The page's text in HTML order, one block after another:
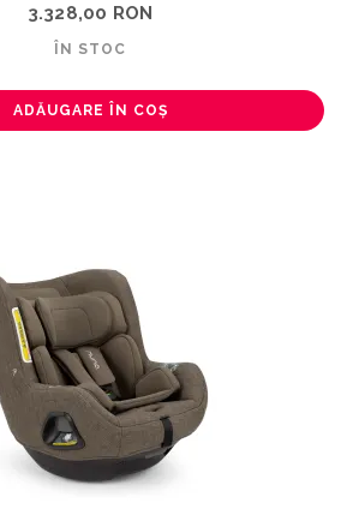
3.328,00 RON
ÎN STOC
ADĂUGARE ÎN COȘ